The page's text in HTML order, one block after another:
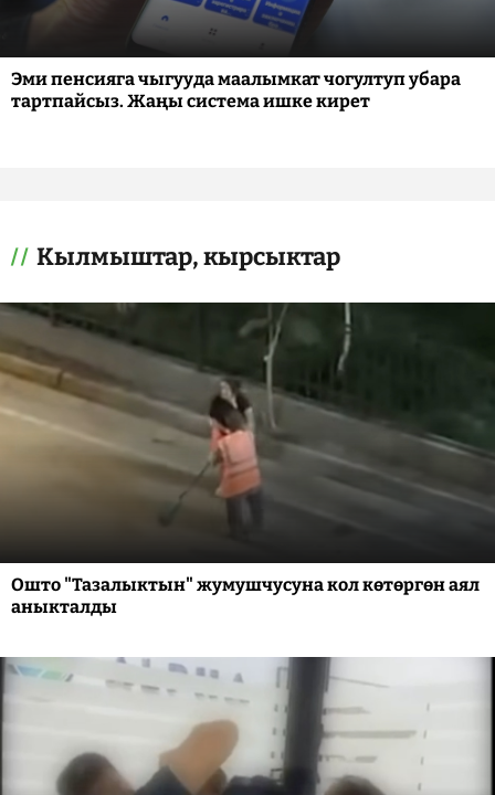
Эми пенсияга чыгууда маалымкат чогултуп убара
тартпайсыз. Жаңы система ишке кирет
Кылмыштар, кырсыктар
Ошто "Тазалыктын" жумушчусуна кол көтөргөн аял
аныкталды